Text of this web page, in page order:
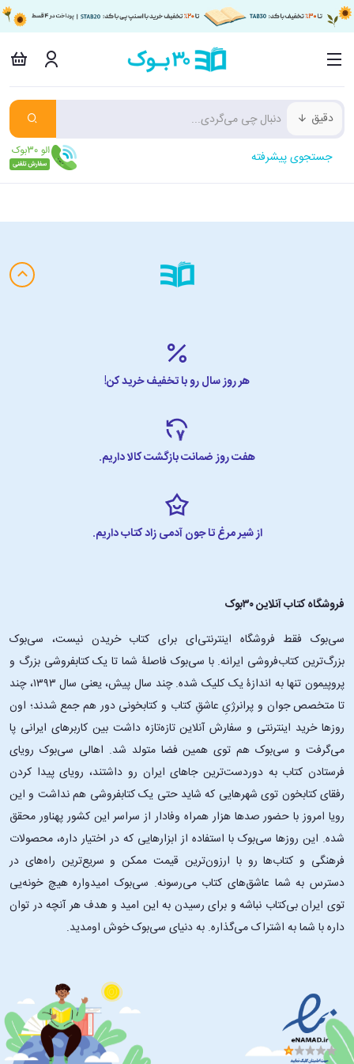
دقیق
جستجوی پیشرفته
هر روز سال رو با تخفیف خرید کن!
هفت روز ضمانت بازگشت کالا داریم.
از شیر مرغ تا جون آدمی زاد کتاب داریم.
فروشگاه کتاب آنلاین ۳۰بوک
سی‌بوک فقط فروشگاه اینترنتی‌ای برای کتاب خریدن نیست، سی‌بوک
بزرگ‌ترین کتاب‌فروشی ایرانه. با سی‌بوک فاصلۀ شما تا یک کتابفروشی بزرگ و
پروپیمون تنها به اندازۀ یک کلیک شده. چند سال پیش، یعنی سال ۱۳۹۳، چند
تا متخصص جوان و پرانرژیِ عاشقِ کتاب و کتابخونی دور هم جمع شدند؛ اون‌
روزها خرید اینترنتی و سفارش آنلاین تازه‌تازه داشت بین کاربرهای ایرانی پا
می‌گرفت و سی‌بوک هم توی همین فضا متولد شد. اهالی سی‌بوک رویای
فرستادن کتاب به دوردست‌ترین جاهای ایران رو داشتند، رویای پیدا کردن
رفقای کتابخون توی شهرهایی که شاید حتی یک کتابفروشی هم نداشت و این
رویا امروز با حضور صدها هزار همراه وفادار از سراسر این کشور پهناور محقق
شده. این ‌روزها سی‌بوک با استفاده از ابزارهایی که در اختیار داره، محصولات
فرهنگی و کتاب‌ها رو با ارزون‌ترین قیمت ممکن و سریع‌ترین راه‌های در
دسترس به شما عاشق‌های کتاب می‌رسونه. سی‌بوک امیدواره هیچ خونه‌یی
توی ایران بی‌کتاب نباشه و برای رسیدن به این امید و هدف هر آنچه در توان
داره با شما به اشتراک می‌گذاره. به دنیای سی‌بوک خوش اومدید.